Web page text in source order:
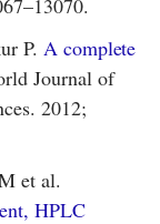
P. A complete
Journal of
2012;
et al.
HPLC